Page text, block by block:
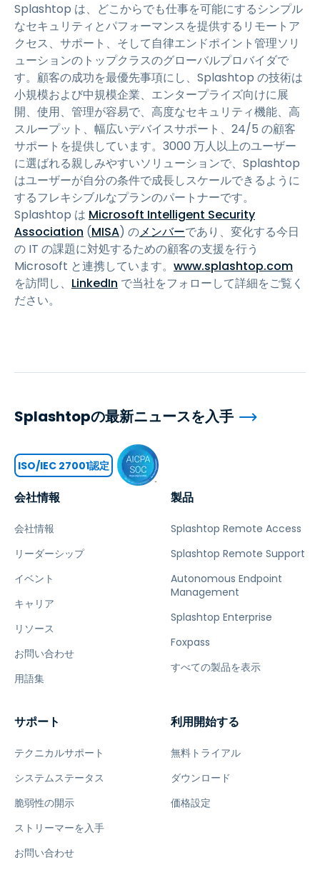
Splashtop は、どこからでも仕事を可能にするシンプル
なセキュリティとパフォーマンスを提供するリモートア
クセス、サポート、そして自律エンドポイント管理ソリ
ューションのトップクラスのグローバルプロバイダで
す。顧客の成功を最優先事項にし、Splashtop の技術は
小規模および中規模企業、エンタープライズ向けに展
開、使用、管理が容易で、高度なセキュリティ機能、高
スループット、幅広いデバイスサポート、24/5 の顧客
サポートを提供しています。3000 万人以上のユーザー
に選ばれる親しみやすいソリューションで、Splashtop
はユーザーが自分の条件で成長しスケールできるように
するフレキシブルなプランのパートナーです。
Splashtop は Microsoft Intelligent Security
Association (MISA) のメンバーであり、変化する今日
の IT の課題に対処するための顧客の支援を行う
Microsoft と連携しています。 www.splashtop.com
を訪問し、 LinkedIn で当社をフォローして詳細をご覧く
ださい。
会社情報
会社情報
リーダーシップ
イベント
キャリア
リソース
お問い合わせ
用語集
製品
Splashtop Remote Access
Splashtop Remote Support
Autonomous Endpoint
Management
Splashtop Enterprise
Foxpass
すべての製品を表示
サポート
テクニカルサポート
システムステータス
脆弱性の開示
ストリーマーを入手
お問い合わせ
利用開始する
無料トライアル
ダウンロード
価格設定
Splashtopの最新ニュースを入手
ISO/IEC 27001認定